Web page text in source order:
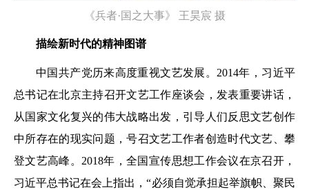
《兵者·国之大事》 王昊宸 摄
描绘新时代的精神图谱
中国共产党历来高度重视文艺发展。2014年，习近平
总书记在北京主持召开文艺工作座谈会，发表重要讲话，
从国家文化复兴的伟大战略出发，引导人们反思文艺创作
中所存在的现实问题，号召文艺工作者创造时代文艺、攀
登文艺高峰。2018年，全国宣传思想工作会议在京召开，
习近平总书记在会上指出，“必须自觉承担起举旗帜、聚民